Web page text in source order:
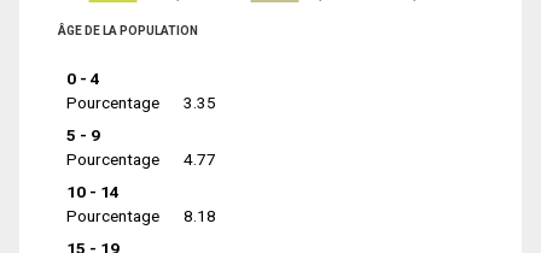
ÂGE DE LA POPULATION
0 - 4
Pourcentage
3.35
5 - 9
Pourcentage
4.77
10 - 14
Pourcentage
8.18
15 - 19